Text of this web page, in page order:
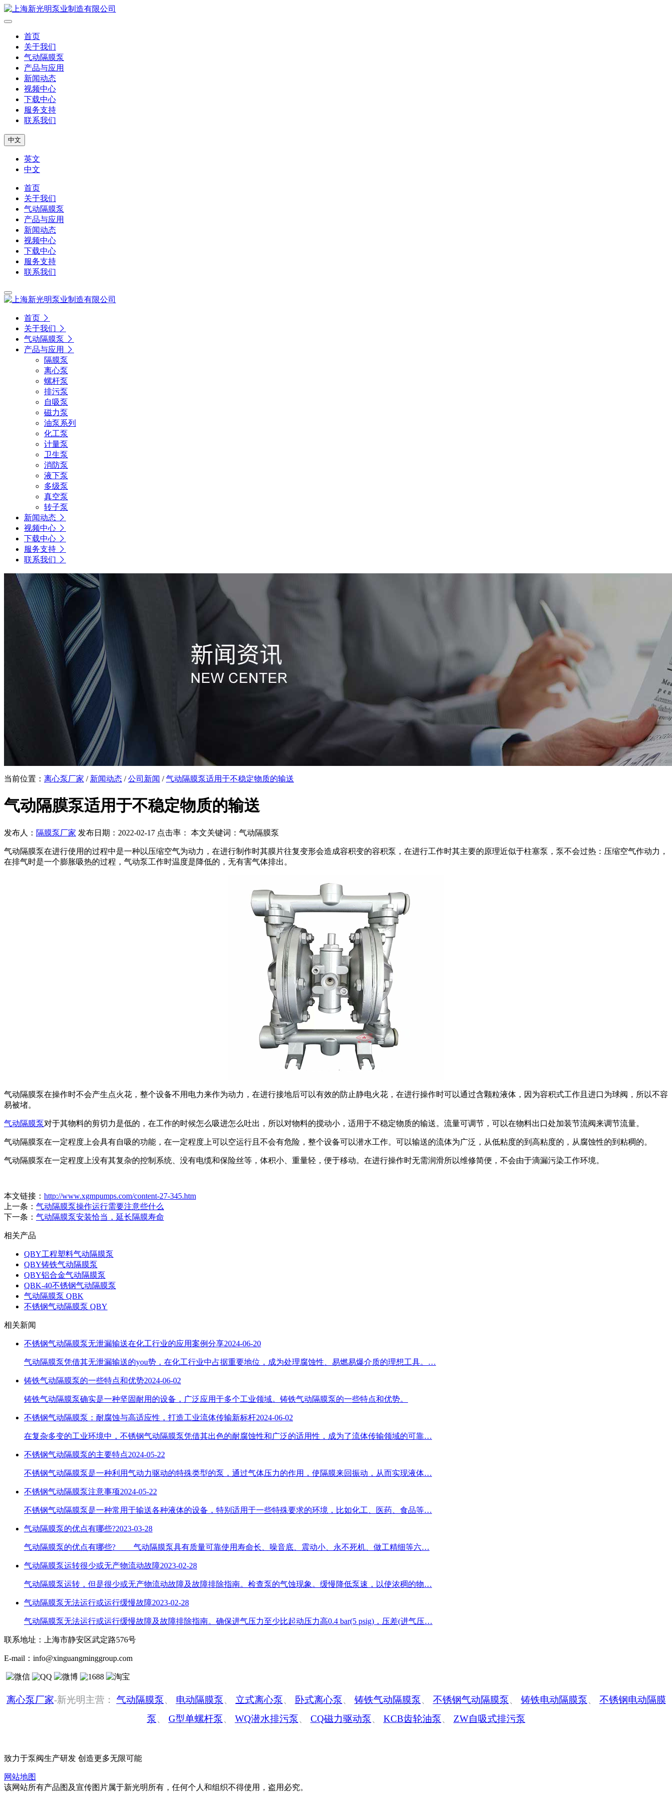
首页
关于我们
气动隔膜泵
产品与应用
新闻动态
视频中心
下载中心
服务支持
联系我们
中文
英文
中文
首页
关于我们
气动隔膜泵
产品与应用
新闻动态
视频中心
下载中心
服务支持
联系我们
首页
关于我们
气动隔膜泵
产品与应用
隔膜泵
离心泵
螺杆泵
排污泵
自吸泵
磁力泵
油泵系列
化工泵
计量泵
卫生泵
消防泵
液下泵
多级泵
真空泵
转子泵
新闻动态
视频中心
下载中心
服务支持
联系我们
当前位置： 离心泵厂家 / 新闻动态 /公司新闻 /气动隔膜泵适用于不稳定物质的输送
气动隔膜泵适用于不稳定物质的输送
发布人： 隔膜泵厂家 发布日期：2022-02-17 点击率： 本文关键词：气动隔膜泵
气动隔膜泵在进行使用的过程中是一种以压缩空气为动力，在进行制作时其膜片往复变形会造成容积变的容积泵，在进行工作时其主要的原理近似于柱塞泵，泵不会过热：压缩空气作动力，
在排气时是一个膨胀吸热的过程，气动泵工作时温度是降低的，无有害气体排出。
气动隔膜泵在操作时不会产生点火花，整个设备不用电力来作为动力，在进行接地后可以有效的防止静电火花，在进行操作时可以通过含颗粒液体，因为容积式工作且进口为球阀，所以不容
易被堵。
气动隔膜泵对于其物料的剪切力是低的，在工作的时候怎么吸进怎么吐出，所以对物料的搅动小，适用于不稳定物质的输送。流量可调节，可以在物料出口处加装节流阀来调节流量。
气动隔膜泵在一定程度上会具有自吸的功能，在一定程度上可以空运行且不会有危险，整个设备可以潜水工作。可以输送的流体为广泛，从低粘度的到高粘度的，从腐蚀性的到粘稠的。
气动隔膜泵在一定程度上没有其复杂的控制系统、没有电缆和保险丝等，体积小、重量轻，便于移动。在进行操作时无需润滑所以维修简便，不会由于滴漏污染工作环境。
本文链接： http://www.xgmpumps.com/content-27-345.htm
上一条： 气动隔膜泵操作运行需要注意些什么
下一条： 气动隔膜泵安装恰当，延长隔膜寿命
相关产品
QBY工程塑料气动隔膜泵
QBY铸铁气动隔膜泵
QBY铝合金气动隔膜泵
QBK-40不锈钢气动隔膜泵
气动隔膜泵 QBK
不锈钢气动隔膜泵 QBY
相关新闻
不锈钢气动隔膜泵无泄漏输送在化工行业的应用案例分享2024-06-20
气动隔膜泵凭借其无泄漏输送的you势，在化工行业中占据重要地位，成为处理腐蚀性、易燃易爆介质的理想工具。…
铸铁气动隔膜泵的一些特点和优势2024-06-02
铸铁气动隔膜泵确实是一种坚固耐用的设备，广泛应用于多个工业领域。铸铁气动隔膜泵的一些特点和优势。
不锈钢气动隔膜泵：耐腐蚀与高适应性，打造工业流体传输新标杆2024-06-02
在复杂多变的工业环境中，不锈钢气动隔膜泵凭借其出色的耐腐蚀性和广泛的适用性，成为了流体传输领域的可靠…
不锈钢气动隔膜泵的主要特点2024-05-22
不锈钢气动隔膜泵是一种利用气动力驱动的特殊类型的泵，通过气体压力的作用，使隔膜来回振动，从而实现液体…
不锈钢气动隔膜泵注意事项2024-05-22
不锈钢气动隔膜泵是一种常用于输送各种液体的设备，特别适用于一些特殊要求的环境，比如化工、医药、食品等…
气动隔膜泵的优点有哪些?2023-03-28
气动隔膜泵的优点有哪些? 气动隔膜泵具有质量可靠使用寿命长、噪音底、震动小、永不死机、做工精细等六…
气动隔膜泵运转很少或无产物流动故障2023-02-28
气动隔膜泵运转，但是很少或无产物流动故障及故障排除指南。检查泵的气蚀现象。缓慢降低泵速，以使浓稠的物…
气动隔膜泵无法运行或运行缓慢故障2023-02-28
气动隔膜泵无法运行或运行缓慢故障及故障排除指南。确保进气压力至少比起动压力高0.4 bar(5 psig)，压差(进气压…
联系地址： 上海市静安区武定路576号
E-mail： info@xinguangminggroup.com
离心泵厂家-新光明主营： 气动隔膜泵、 电动隔膜泵、 立式离心泵、 卧式离心泵、 铸铁气动隔膜泵、 不锈钢气动隔膜泵、 铸铁电动隔膜泵、 不锈钢电动隔膜
泵、 G型单螺杆泵、 WQ潜水排污泵、 CQ磁力驱动泵、 KCB齿轮油泵、 ZW自吸式排污泵
致力于泵阀生产研发 创造更多无限可能
网站地图
该网站所有产品图及宣传图片属于新光明所有，任何个人和组织不得使用，盗用必究。